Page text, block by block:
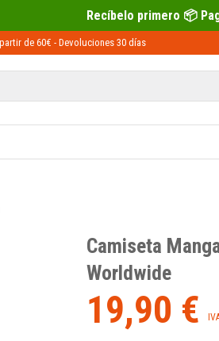
primero 📦 Paga después con
de 60€ - Devoluciones 30 días
Camiseta
Worldwide
19,90 €